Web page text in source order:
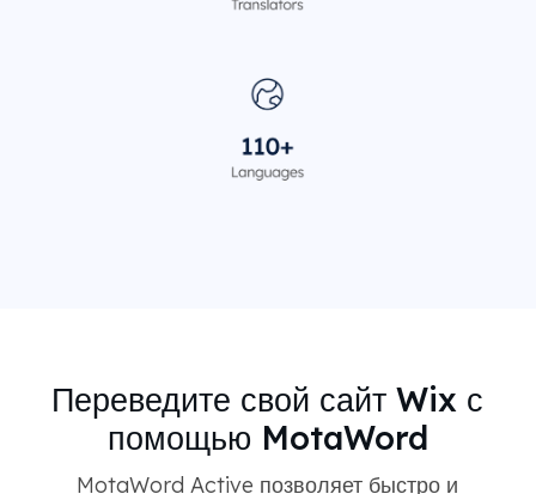
Переведите свой сайт Wix с
помощью MotaWord
MotaWord Active позволяет быстро и